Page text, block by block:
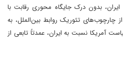
بدون درک جایگاه محوری رقابت با
چارچوب‌های تئوریک روابط بین‌الملل، به
آمریکا نسبت به ایران، عمدتاً تابعی از